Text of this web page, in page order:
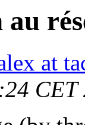
at
CET